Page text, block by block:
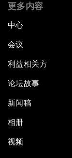
更多内容
中心
会议
利益相关方
论坛故事
新闻稿
相册
视频